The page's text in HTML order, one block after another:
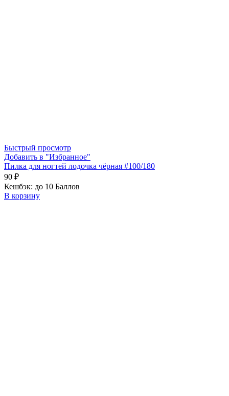
Быстрый просмотр
Добавить в "Избранное"
Пилка для ногтей лодочка чёрная #100/180
90 ₽
Кешбэк: до 10 Баллов
В корзину